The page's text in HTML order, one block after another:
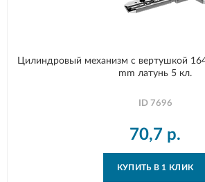
Цилиндровый механизм с вертушкой
mm латунь 5 кл.
ID 7696
70,7 р.
КУПИТЬ В 1 КЛИК